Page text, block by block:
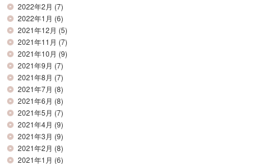
2022年2月 (7)
2022年1月 (6)
2021年12月 (5)
2021年11月 (7)
2021年10月 (9)
2021年9月 (7)
2021年8月 (7)
2021年7月 (8)
2021年6月 (8)
2021年5月 (7)
2021年4月 (9)
2021年3月 (9)
2021年2月 (8)
2021年1月 (6)